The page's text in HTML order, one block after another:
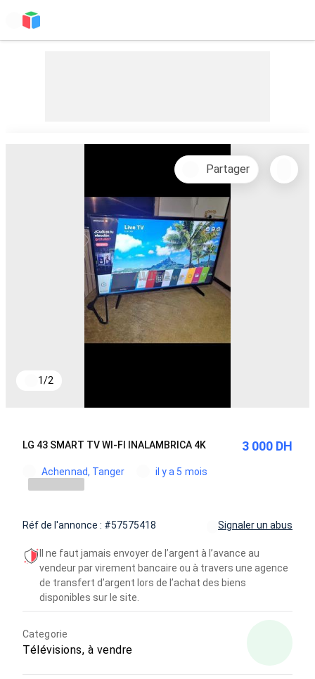
1/2
Partager
LG 43 SMART TV WI-FI INALAMBRICA 4K 3 000 DH
Achennad, Tanger il y a 5 mois
Réf de l'annonce : #57575418 Signaler un abus
Il ne faut jamais envoyer de l’argent à l’avance au
vendeur par virement bancaire ou à travers une agence
de transfert d’argent lors de l’achat des biens
disponibles sur le site.
Categorie
Télévisions, à vendre